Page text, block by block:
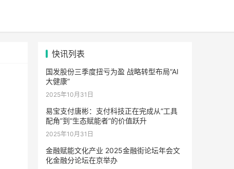
快讯列表
国发股份三季度扭亏为盈 战略转型布局“AI
大健康”
2025年10月31日
易宝支付唐彬：支付科技正在完成从“工具
配角”到“生态赋能者”的价值跃升
2025年10月31日
金融赋能文化产业 2025金融街论坛年会文
化金融分论坛在京举办